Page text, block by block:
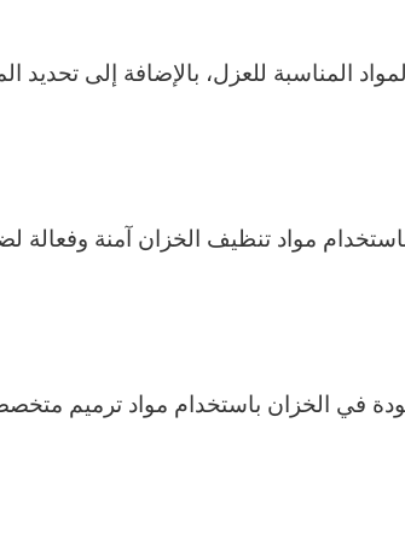
المناسبة للعزل، بالإضافة إلى
مواد تنظيف الخزان آمنة وفعالة
في الخزان باستخدام مواد ترميم